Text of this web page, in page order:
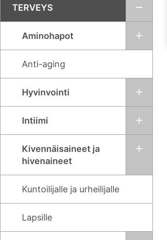
TERVEYS
Aminohapot
Anti-aging
Hyvinvointi
Intiimi
Kivennäisaineet ja
hivenaineet
Kuntoilijalle ja urheilijalle
Lapsille